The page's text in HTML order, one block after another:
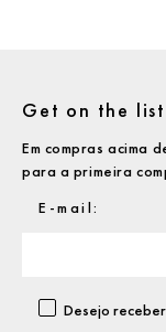
Get on the list
Em compras acima
para a primeira
Desejo